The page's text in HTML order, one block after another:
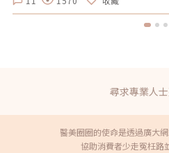
尋求專業人
醫美圈圈的使命是透過廣大
協助消費者少走冤枉路